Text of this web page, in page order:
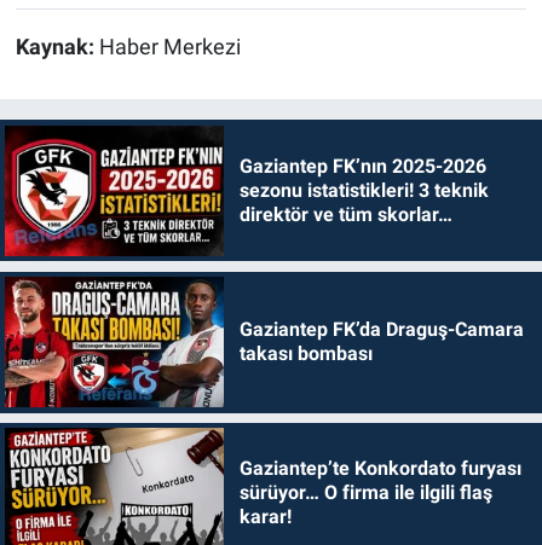
Kaynak: Haber Merkezi
Gaziantep FK’nın 2025-2026
sezonu istatistikleri! 3 teknik
direktör ve tüm skorlar…
Gaziantep FK’da Draguş-Camara
takası bombası
Gaziantep’te Konkordato furyası
sürüyor… O firma ile ilgili flaş
karar!